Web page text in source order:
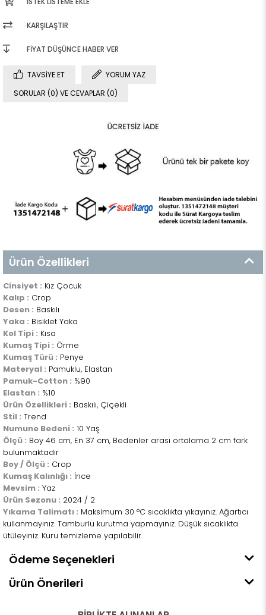
KARŞILAŞTIR
FIYAT DÜŞÜNCE HABER VER
TAVSIYE ET
YORUM YAZ
SORULAR (0) VE CEVAPLAR (0)
Ürün Özellikleri
Cinsiyet : Kız Çocuk
Kalıp : Crop
Desen : Baskılı
Yaka : Bisiklet Yaka
Kol Tipi : Kısa
Kumaş Tipi : Örme
Kumaş Türü : Penye
Materyal : Pamuklu, Elastan
Pamuk-Cotton : %90
Elastan : %10
Ürün Özellikleri : Baskılı, Çiçekli
Stil : Trend
Numune Bedeni : 10 Yaş
Ölçü : Boy 46 cm, En 37 cm, Bedenler arası ortalama 2 cm fark
bulunmaktadır
Boy / Ölçü : Crop
Kumaş Kalınlığı : İnce
Mevsim : Yaz
Ürün Sezonu : 2024 / 2
Yıkama Talimatı : Maksimum 30 °C sıcaklıkta yıkayınız. Ağartıcı
kullanmayınız. Tamburlu kurutma yapmayınız. Düşük sıcaklıkta
ütüleyiniz. Kuru temizleme yapılabilir.
Ödeme Seçenekleri
Ürün Önerileri